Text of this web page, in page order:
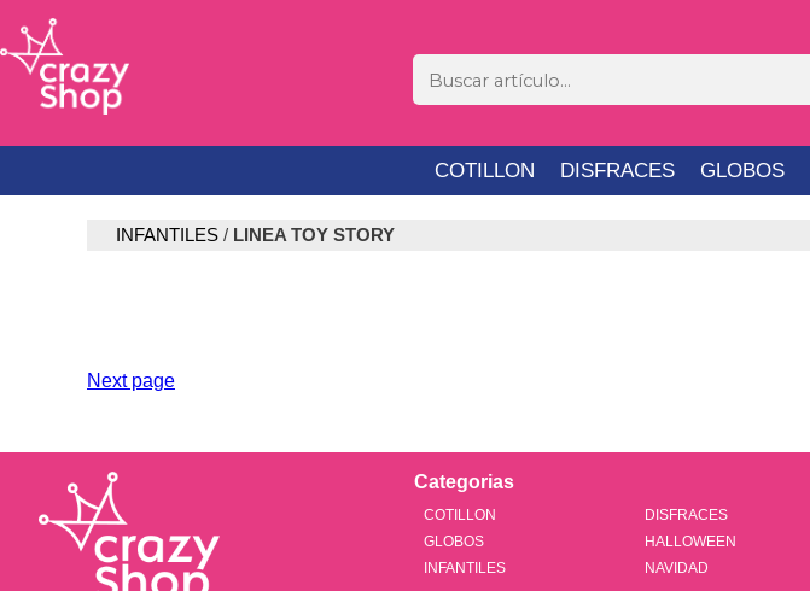
COTILLON DISFRACES GLOBOS
INFANTILES / LINEA TOY STORY
Next page
Categorias
COTILLON
DISFRACES
GLOBOS
HALLOWEEN
INFANTILES
NAVIDAD